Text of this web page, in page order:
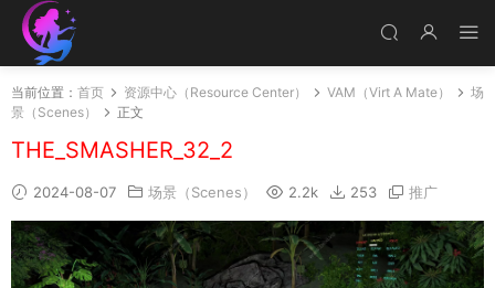
当前位置： 首页 资源中心（Resource Center） VAM（Virt A Mate）
场
景（Scenes）
正文
THE_SMASHER_32_2
2024-08-07 场景（Scenes） 2.2k 253 推广